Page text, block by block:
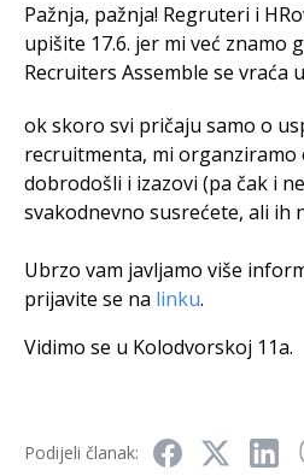
Pažnja, pažnja! Regruteri i
upišite 17.6. jer mi već znamo
Recruiters Assemble se vraća
ok skoro svi pričaju samo o
recruitmenta, mi organziramo
dobrodošli i izazovi (pa čak i
svakodnevno susrećete, ali ih
Ubrzo vam javljamo više
prijavite se na linku.
Vidimo se u Kolodvorskoj 11a.
Podijeli članak: